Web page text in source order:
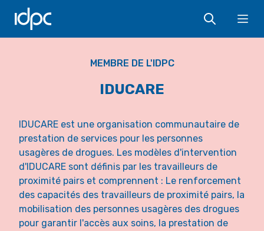
IDPC
MEMBRE DE L'IDPC
IDUCARE
IDUCARE est une organisation communautaire de
prestation de services pour les personnes
usagères de drogues. Les modèles d'intervention
d'IDUCARE sont définis par les travailleurs de
proximité pairs et comprennent : Le renforcement
des capacités des travailleurs de proximité pairs, la
mobilisation des personnes usagères des drogues
pour garantir l'accès aux soins, la prestation de